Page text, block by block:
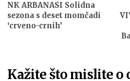
NK ARBANASI Solidna
sezona s deset momčadi
‘crveno-crnih’
Kažite što mislite o